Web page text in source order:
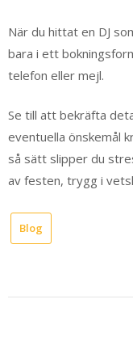
När du hittat en DJ
bara i ett
telefon eller mejl.
Se till att bekräfta
eventuella önskemål
så sätt slipper du
av festen, trygg i
Blog